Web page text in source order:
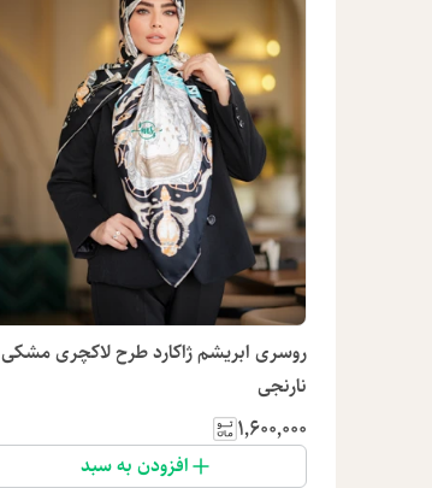
روسری ابریشم ژاکارد طرح لاکچری مشکی
نارنجی
۱٬۶۰۰٬۰۰۰
افزودن به سبد